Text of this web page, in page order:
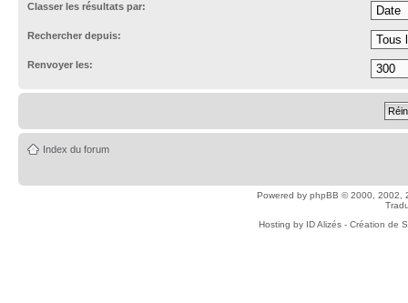
Classer les résultats par:
Rechercher depuis:
Renvoyer les:
Index du forum
Powered by phpBB © 2000, 2002,
Hosting by ID Alizés - Création de